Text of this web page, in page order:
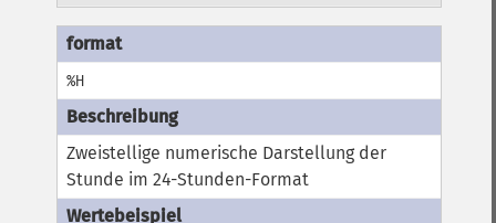
%H
Zweistellige numerische Darstellung der
Stunde im 24-Stunden-Format